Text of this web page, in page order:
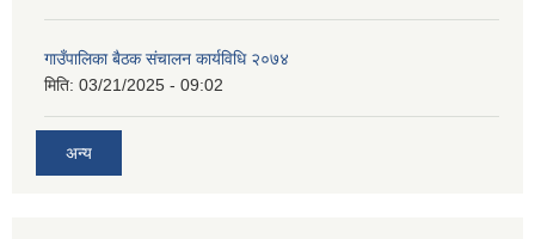
गाउँपालिका बैठक संचालन कार्यविधि २०७४
मिति: 03/21/2025 - 09:02
अन्य